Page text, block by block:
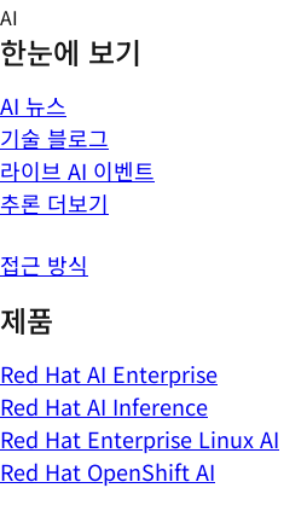
Skip
to
content
AI
한눈에 보기
AI 뉴스
기술 블로그
라이브 AI 이벤트
추론 더보기
접근 방식
제품
Red Hat AI Enterprise
Red Hat AI Inference
Red Hat Enterprise Linux AI
Red Hat OpenShift AI